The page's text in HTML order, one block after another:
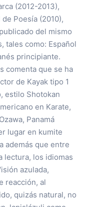
(2012-2013),
Poesía (2010),
del mismo
tales como: Español
principiante.
comenta que se ha
de Kayak tipo 1
estilo Shotokan
en Karate,
Panamá
lugar en kumite
además que entre
lectura, los idiomas
azulada,
reacción, al
quizás natural, no